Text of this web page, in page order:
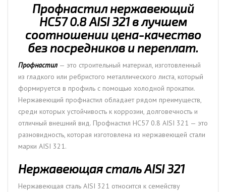
Профнастил нержавеющий
НС57 0.8 AISI 321 в лучшем
соотношении цена-качество
без посредников и переплат.
Профнастил— это строительный материал, изготовленный
из гладкого или ребристого металлического листа, который
формируется в профиль с помощью холодной прокатки.
Нержавеющий профнастил обладает рядом преимуществ,
среди которых устойчивость к коррозии, долговечность и
отличный внешний вид. Профнастил НС57 0.8 AISI 321 — это
разновидность, которая изготовлена из нержавеющей стали
марки AISI 321.
Нержавеющая сталь AISI 321
Нержавеющая сталь AISI 321 относится к семейству